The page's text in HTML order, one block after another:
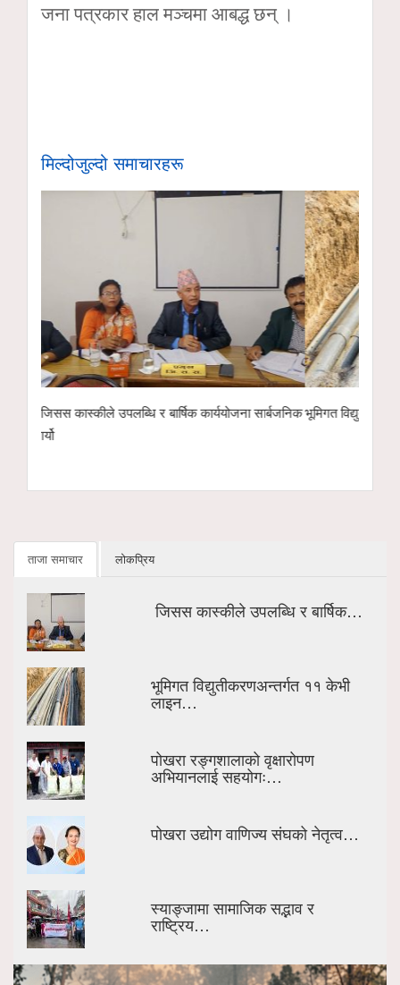
जना पत्रकार हाल मञ्चमा आबद्ध छन् ।
मिल्दोजुल्दो समाचारहरू
भूमिगत विद्युतीकरणअन्तर्गत ११ केभी लाइन ‘चार्ज’ गरिँदै
पोखरा रङ्गशालाको
ताजा समाचार लोकप्रिय
जिसस कास्कीले उपलब्धि र बार्षिक…
भूमिगत विद्युतीकरणअन्तर्गत ११ केभी
लाइन…
पोखरा रङ्गशालाको वृक्षारोपण
अभियानलाई सहयोगः…
पोखरा उद्योग वाणिज्य संघको नेतृत्व…
स्याङ्जामा सामाजिक सद्भाव र
राष्ट्रिय…